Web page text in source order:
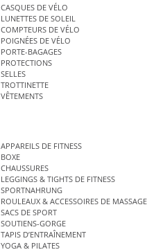
CASQUES DE VÉLO
LUNETTES DE SOLEIL
COMPTEURS DE VÉLO
POIGNÉES DE VÉLO
PORTE-BAGAGES
PROTECTIONS
SELLES
TROTTINETTE
VÊTEMENTS
APPAREILS DE FITNESS
BOXE
CHAUSSURES
LEGGINGS & TIGHTS DE FITNESS
SPORTNAHRUNG
ROULEAUX & ACCESSOIRES DE MASSAGE
SACS DE SPORT
SOUTIENS-GORGE
TAPIS D’ENTRAÎNEMENT
YOGA & PILATES